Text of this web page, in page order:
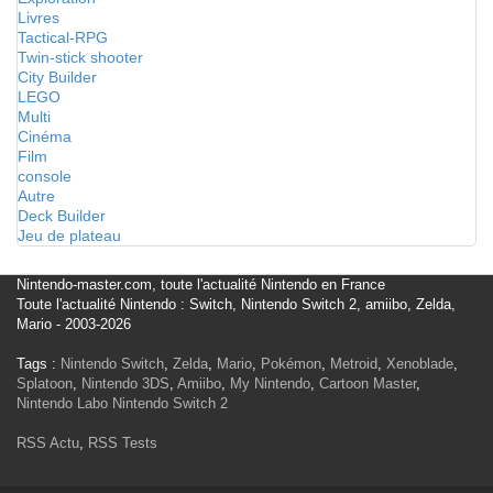
Livres
Tactical-RPG
Twin-stick shooter
City Builder
LEGO
Multi
Cinéma
Film
console
Autre
Deck Builder
Jeu de plateau
Nintendo-master.com, toute l'actualité Nintendo en France
Toute l'actualité Nintendo : Switch, Nintendo Switch 2, amiibo, Zelda,
Mario - 2003-2026
Tags : Nintendo Switch, Zelda, Mario, Pokémon, Metroid, Xenoblade,
Splatoon, Nintendo 3DS, Amiibo, My Nintendo, Cartoon Master,
Nintendo Labo Nintendo Switch 2
RSS Actu, RSS Tests